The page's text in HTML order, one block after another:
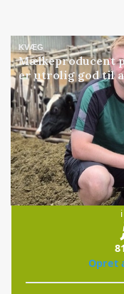
KVÆG
Mælkeproducent
er utrolig god til
81
Opret